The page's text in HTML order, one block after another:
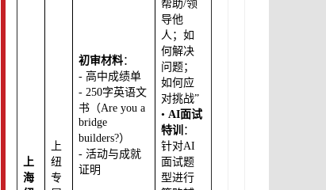
上
海
上
纽
专
初审材料：
- 高中成绩单
- 250字英语文
书（Are you a
bridge
builders?）
- 活动与成就
证明
帮助/领
导他
人；如
何解决
问题；
如何应
对挑战”
•AI面试
特训 ：
针对AI
面试题
型进行